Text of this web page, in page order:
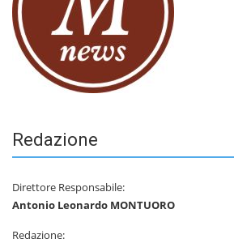
Redazione
Direttore Responsabile:
Antonio Leonardo MONTUORO
Redazione: